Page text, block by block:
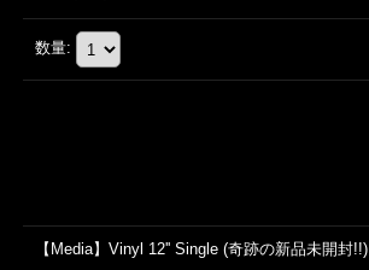
数量:
【Media】Vinyl 12'' Single (奇跡の新品未開封!!)